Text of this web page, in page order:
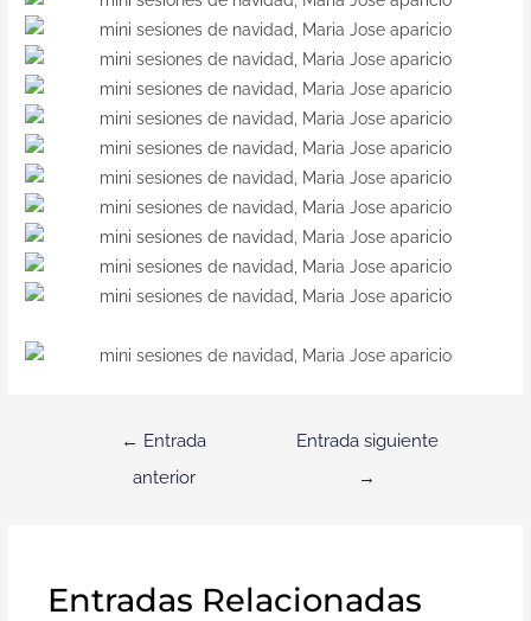
← Entrada
anterior
Entrada siguiente
→
Entradas Relacionadas